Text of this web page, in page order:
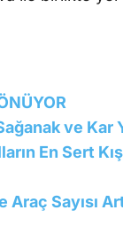
ve Kar
En Sert
Sayısı